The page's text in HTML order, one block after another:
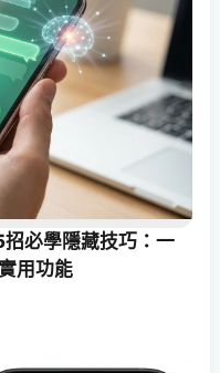
必學隱藏技巧：一
用功能